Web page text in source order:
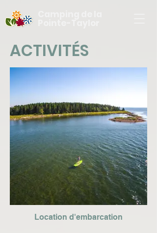
ACTIVITÉS
Location d'embarcation